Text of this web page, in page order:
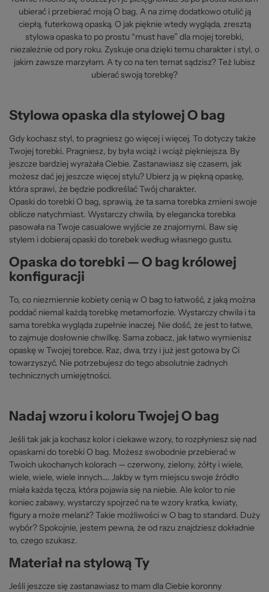
ubierać i przebierać moją O bag. A na zimę dodatkowo otulić ją
ciepłą, futerkową opaską. O jak pięknie wtedy wygląda, zresztą
stylowa opaska to po prostu “must have” dla mojej torebki,
niezależnie od pory roku. Zyskuje ona dzięki temu charakter i styl, o
jakim zawsze marzyłam. A ty co na ten temat sądzisz? Też lubisz
ubierać swoją torebkę?
Stylowa opaska dla stylowej O bag
Gdy kochasz styl, to pragniesz go więcej i więcej. To dotyczy także
Twojej torebki. Pragniesz, by była wciąż i wciąż piękniejsza. By
jeszcze bardziej wyrażała Ciebie. Zastanawiasz się czasem, jak
możesz dać jej jeszcze więcej stylu? Ubierz ją w piękną opaskę,
która sprawi, że będzie podkreślać Twój charakter.
Opaski do torebki O bag, sprawią, że ta sama torebka zmieni swoje
oblicze natychmiast. Wystarczy chwila, by elegancka torebka
pasowała na Twoje casualowe wyjście ze znajomymi. Baw się
stylem i dobieraj opaski do torebek według własnego gustu.
Opaska do torebki — O bag królowej
konfiguracji
To, co niezmiennie kobiety cenią w O bag to łatwość, z jaką można
poddać niemal każdą torebkę metamorfozie. Wystarczy chwila i ta
sama torebka wygląda zupełnie inaczej. Nie dość, że jest to łatwe,
to zajmuje dosłownie chwilkę. Sama zobacz, jak łatwo wymienisz
opaskę w Twojej torebce. Raz, dwa, trzy i już jest gotowa by Ci
towarzyszyć. Nie potrzebujesz do tego absolutnie żadnych
technicznych umiejętności.
Nadaj wzoru i koloru Twojej O bag
Jeśli tak jak ja kochasz kolor i ciekawe wzory, to rozpłyniesz się nad
opaskami do torebki O bag. Możesz swobodnie przebierać w
Twoich ukochanych kolorach — czerwony, zielony, żółty i wiele,
wiele, wiele, wiele innych…. Jakby w tym miejscu swoje źródło
miała każda tęcza, która pojawia się na niebie. Ale kolor to nie
koniec zabawy, wystarczy spojrzeć na te wzory kratka, kwiaty,
figury a może melanż? Takie możliwości w O bag to standard. Duży
wybór? Spokojnie, jestem pewna, że od razu znajdziesz dokładnie
to, czego szukasz.
Materiał na stylową Ty
Jeśli jeszcze się zastanawiasz to mam dla Ciebie koronny